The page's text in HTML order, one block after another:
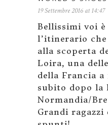
19 Settembre 2016 at 14:47
Bellissimi voi
l’itinerario che
alla scoperta
Loira, una
della Francia
subito dopo la
Normandia/
Grandi ragazzi